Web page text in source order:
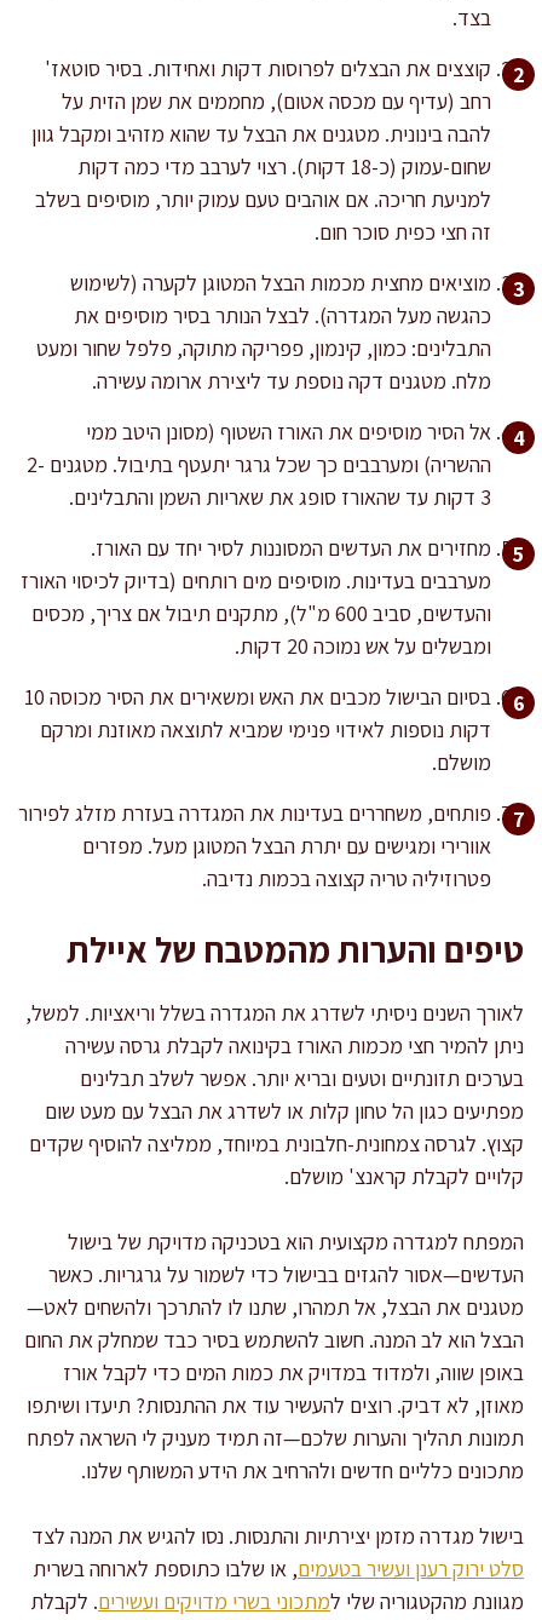
בצד.
קוצצים את הבצלים לפרוסות דקות ואחידות. בסיר סוטאז'
רחב (עדיף עם מכסה אטום), מחממים את שמן הזית על
להבה בינונית. מטגנים את הבצל עד שהוא מזהיב ומקבל גוון
שחום-עמוק (כ-18 דקות). רצוי לערבב מדי כמה דקות
למניעת חריכה. אם אוהבים טעם עמוק יותר, מוסיפים בשלב
זה חצי כפית סוכר חום.
מוציאים מחצית מכמות הבצל המטוגן לקערה (לשימוש
כהגשה מעל המגדרה). לבצל הנותר בסיר מוסיפים את
התבלינים: כמון, קינמון, פפריקה מתוקה, פלפל שחור ומעט
מלח. מטגנים דקה נוספת עד ליצירת ארומה עשירה.
אל הסיר מוסיפים את האורז השטוף (מסונן היטב ממי
ההשריה) ומערבבים כך שכל גרגר יתעטף בתיבול. מטגנים 2-
3 דקות עד שהאורז סופג את שאריות השמן והתבלינים.
מחזירים את העדשים המסוננות לסיר יחד עם האורז.
מערבבים בעדינות. מוסיפים מים רותחים (בדיוק לכיסוי האורז
והעדשים, סביב 600 מ"ל), מתקנים תיבול אם צריך, מכסים
ומבשלים על אש נמוכה 20 דקות.
בסיום הבישול מכבים את האש ומשאירים את הסיר מכוסה 10
דקות נוספות לאידוי פנימי שמביא לתוצאה מאוזנת ומרקם
מושלם.
פותחים, משחררים בעדינות את המגדרה בעזרת מזלג לפירור
אוורירי ומגישים עם יתרת הבצל המטוגן מעל. מפזרים
פטרוזיליה טריה קצוצה בכמות נדיבה.
טיפים והערות מהמטבח של איילת
לאורך השנים ניסיתי לשדרג את המגדרה בשלל וריאציות. למשל,
ניתן להמיר חצי מכמות האורז בקינואה לקבלת גרסה עשירה
בערכים תזונתיים וטעים ובריא יותר. אפשר לשלב תבלינים
מפתיעים כגון הל טחון קלות או לשדרג את הבצל עם מעט שום
קצוץ. לגרסה צמחונית-חלבונית במיוחד, ממליצה להוסיף שקדים
קלויים לקבלת קראנצ' מושלם.
המפתח למגדרה מקצועית הוא בטכניקה מדויקת של בישול
העדשים—אסור להגזים בבישול כדי לשמור על גרגריות. כאשר
מטגנים את הבצל, אל תמהרו, שתנו לו להתרכך ולהשחים לאט—
הבצל הוא לב המנה. חשוב להשתמש בסיר כבד שמחלק את החום
באופן שווה, ולמדוד במדויק את כמות המים כדי לקבל אורז
מאוזן, לא דביק. רוצים להעשיר עוד את ההתנסות? תיעדו ושיתפו
תמונות תהליך והערות שלכם—זה תמיד מעניק לי השראה לפתח
מתכונים כלליים חדשים ולהרחיב את הידע המשותף שלנו.
בישול מגדרה מזמן יצירתיות והתנסות. נסו להגיש את המנה לצד
סלט ירוק רענן ועשיר בטעמים, או שלבו כתוספת לארוחה בשרית
מגוונת מהקטגוריה שלי למתכוני בשרי מדויקים ועשירים. לקבלת